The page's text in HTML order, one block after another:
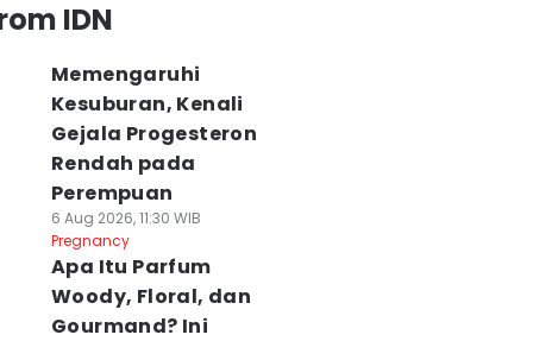
IDN
Memengaruhi
Kesuburan, Kenali
Gejala Progesteron
Rendah pada
Perempuan
6 Aug 2026, 11:30 WIB
Pregnancy
Apa Itu Parfum
Woody, Floral, dan
Gourmand? Ini